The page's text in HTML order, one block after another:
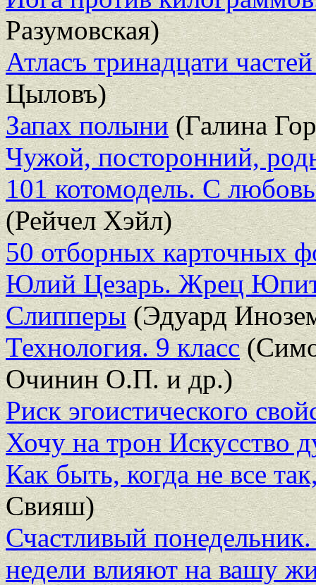
Разумовская)
Атласъ тринадцати
Цыловъ)
Запах полыни(Галина
Чужой, посторонний,
101 котомодель. С
(Рейчел Хэйл)
50 отборных карточных
Юлий Цезарь. Жрец
Слипперы(Эдуард
Технология. 9 класс
Очинин О.П. и др.)
Риск эгоистического
Хочу на трон Искусство
Как быть, когда не все
Свияш)
Счастливый
недели влияют на вашу